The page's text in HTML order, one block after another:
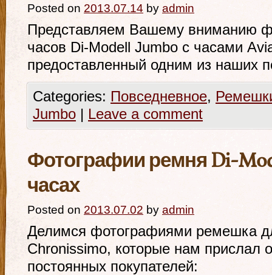
Posted on 2013.07.14 by admin
Представляем Вашему вниманию
часов Di-Modell Jumbo с часами
предоставленный одним из наших
Categories: Повседневное,
Jumbo | Leave a comment
Фотографии ремня Di-
часах
Posted on 2013.07.02 by admin
Делимся фотографиями ремешка
Chronissimo, которые нам прислал
постоянных покупателей: